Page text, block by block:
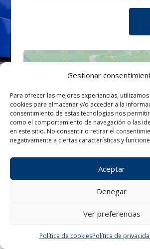
Gestionar
Para ofrecer las mejores experiencias,
cookies para almacenar y/o acceder a la
consentimiento de estas tecnologías nos
como el comportamiento de navegación o las
en este sitio. No consentir o retirar el
negativamente a ciertas características y
Aceptar
Denegar
Ver preferencias
Política de cookiesPolítica de
Haz clic para aceptar
marketing y permitir este